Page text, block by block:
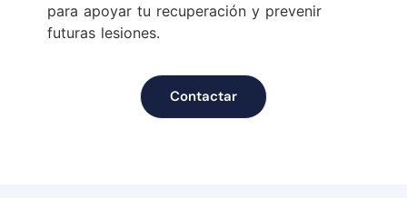
para apoyar tu recuperación y prevenir
futuras lesiones.
Contactar